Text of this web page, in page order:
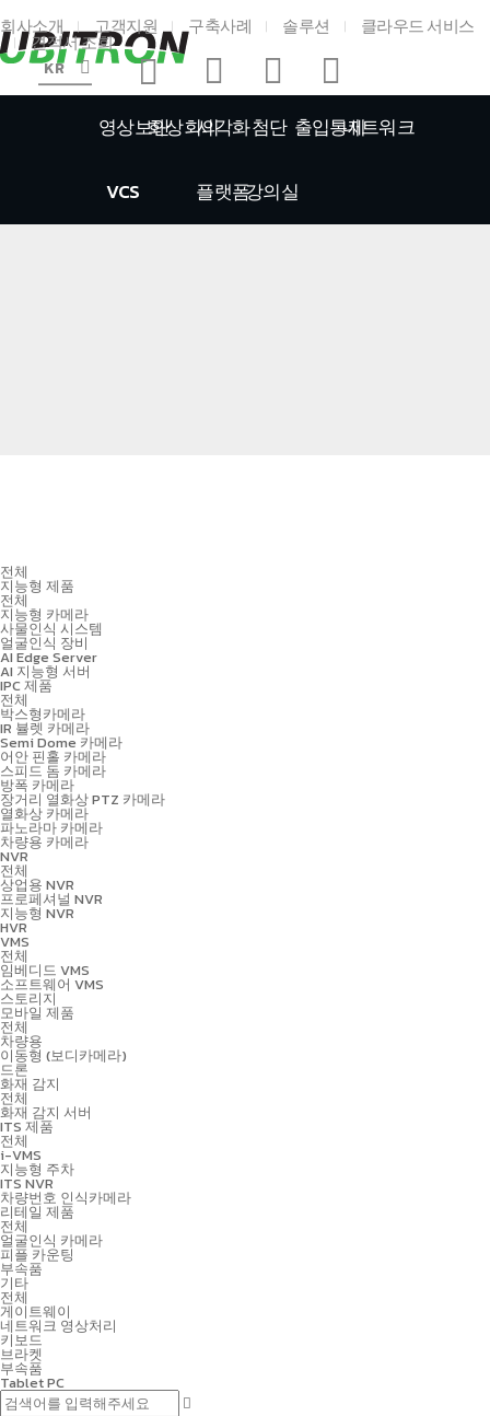
회사소개 고객지원 구축사례 솔루션 클라우드 서비스
견적서 조회
KR
영상보안화상회의시각화
플랫폼
첨단
강의실
출입통제네트워크
VCS
전체
지능형 제품
전체
지능형 카메라
사물인식 시스템
얼굴인식 장비
AI Edge Server
AI 지능형 서버
IPC 제품
전체
박스형카메라
IR 뷸렛 카메라
Semi Dome 카메라
어안 핀홀 카메라
스피드 돔 카메라
방폭 카메라
장거리 열화상 PTZ 카메라
열화상 카메라
파노라마 카메라
차량용 카메라
NVR
전체
상업용 NVR
프로페셔널 NVR
지능형 NVR
HVR
VMS
전체
임베디드 VMS
소프트웨어 VMS
스토리지
모바일 제품
전체
차량용
이동형 (보디카메라)
드론
화재 감지
전체
화재 감지 서버
ITS 제품
전체
i-VMS
지능형 주차
ITS NVR
차량번호 인식카메라
리테일 제품
전체
얼굴인식 카메라
피플 카운팅
부속품
기타
전체
게이트웨이
네트워크 영상처리
키보드
브라켓
부속품
Tablet PC